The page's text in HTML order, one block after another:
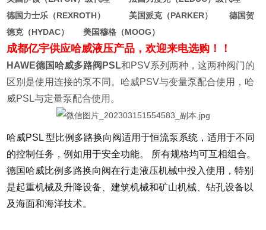
德国力士乐（REXROTH） 美国派克（PARKER） 德国贺
德克（HYDAC） 美国穆格（MOOG）
成都亿宇供应哈威液压产品，欢迎来电选购！！
HAWE德国哈威多路阀PSL和PSV系列两种，这两种阀门的
区别是使用连接的泵不同。哈威PSV与变量泵配合使用，哈
威PSL与定量泵配合使用。
哈威PSL 型比例多路换向阀适用于恒流泵系统，适用于不同
的控制任务，例如用于安全功能。 所有规格均可互相组合。
德国哈威比例多路换向阀在行走液压机械中投入使用，特别
是起重机械及升降设备、建筑机械和矿山机械、钻孔设备以
及海面和海洋技术。